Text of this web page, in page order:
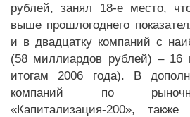
рублей, занял 18-е место,
выше прошлогоднего
и в двадцатку компаний с
(58 миллиардов рублей) – 16
итогам 2006 года). В
компаний по
«Капитализация-200»,